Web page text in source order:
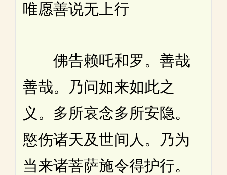
唯愿善说无上行
佛告赖吒和罗。善哉
善哉。乃问如来如此之
义。多所哀念多所安隐。
愍伤诸天及世间人。乃为
当来诸菩萨施令得护行。